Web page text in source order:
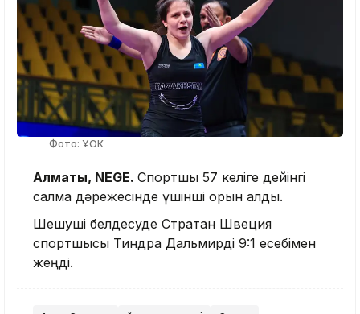
Фото: ҰОК
Алматы, NEGE. Спортшы 57 келіге дейінгі
салмақ дәрежесінде үшінші орын алды.
Шешуші белдесуде Стратан Швеция
спортшысы Тиндра Дальмирді 9:1 есебімен
жеңді.